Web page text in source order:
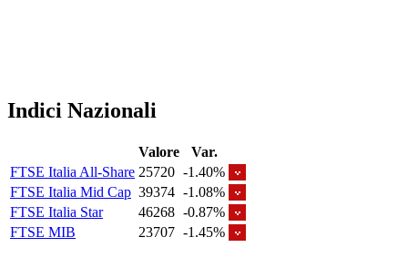
Indici Nazionali
Valore
Var.
FTSE Italia All-Share 25720 -1.40%
FTSE Italia Mid Cap 39374 -1.08%
FTSE Italia Star
46268 -0.87%
FTSE MIB
23707 -1.45%